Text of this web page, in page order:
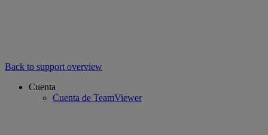
Back to support overview
Cuenta
Cuenta de TeamViewer